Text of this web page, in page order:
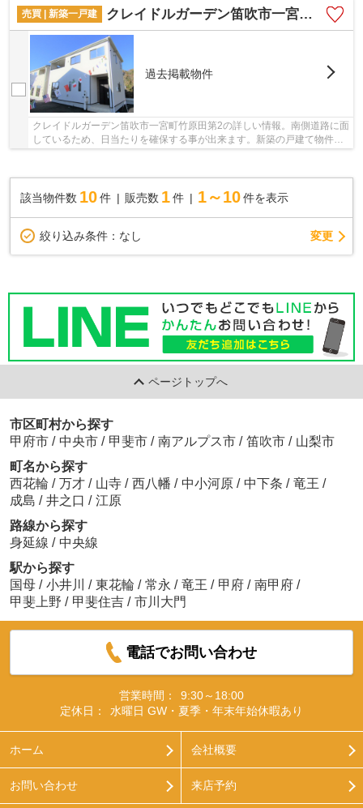
売買 | 新築一戸建
クレイドルガーデン笛吹市一宮町竹原田第2
過去掲載物件
クレイドルガーデン笛吹市一宮町竹原田第2の詳しい情報。南側道路に面
しているため、日当たりを確保する事が出来ます。新築の戸建て物件で
該当物件数 10件 販売数 1 件 1～10 件を表示
絞り込み条件： なし 変更
ページトップへ
市区町村から探す
甲府市 / 中央市 / 甲斐市 / 南アルプス市 / 笛吹市 / 山梨市
町名から探す
西花輪 / 万才 / 山寺 / 西八幡 / 中小河原 / 中下条 / 竜王 /
成島 / 井之口 / 江原
路線から探す
身延線 / 中央線
駅から探す
国母 / 小井川 / 東花輪 / 常永 / 竜王 / 甲府 / 南甲府 /
甲斐上野 / 甲斐住吉 / 市川大門
電話でお問い合わせ
営業時間：
9:30～18:00
定休日：
水曜日 GW・夏季・年末年始休暇あり
ホーム 会社概要
お問い合わせ 来店予約